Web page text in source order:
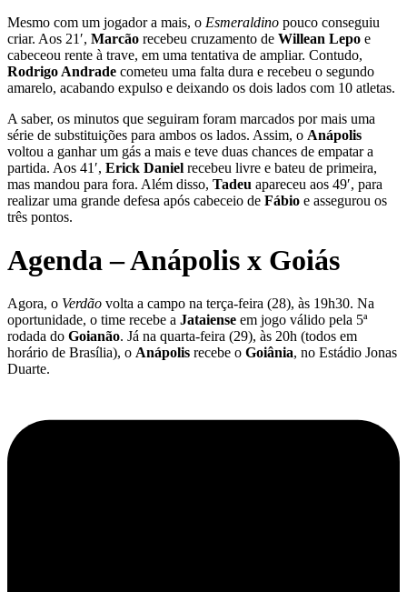
Mesmo com um jogador a mais, o Esmeraldino pouco conseguiu
criar. Aos 21′, Marcão recebeu cruzamento de Willean Lepo e
cabeceou rente à trave, em uma tentativa de ampliar. Contudo,
Rodrigo Andrade cometeu uma falta dura e recebeu o segundo
amarelo, acabando expulso e deixando os dois lados com 10 atletas.
A saber, os minutos que seguiram foram marcados por mais uma
série de substituições para ambos os lados. Assim, o Anápolis
voltou a ganhar um gás a mais e teve duas chances de empatar a
partida. Aos 41′, Erick Daniel recebeu livre e bateu de primeira,
mas mandou para fora. Além disso, Tadeu apareceu aos 49′, para
realizar uma grande defesa após cabeceio de Fábio e assegurou os
três pontos.
Agenda – Anápolis x Goiás
Agora, o Verdão volta a campo na terça-feira (28), às 19h30. Na
oportunidade, o time recebe a Jataiense em jogo válido pela 5ª
rodada do Goianão. Já na quarta-feira (29), às 20h (todos em
horário de Brasília), o Anápolis recebe o Goiânia, no Estádio Jonas
Duarte.